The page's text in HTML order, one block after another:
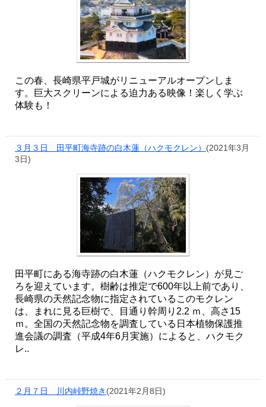
この春、長崎県平戸城がリニューアルオープンしま
す。巨大スクリーンによる迫力ある映像！楽しく学ぶ
体験も！
３月３日 田平町海寺跡の白木蓮（ハクモクレン） (2021年3月
3日)
田平町にある海寺跡の白木蓮（ハクモクレン）が見ご
ろを迎えています。樹齢は推定で600年以上前であり、
長崎県の天然記念物に指定されているこのモクレン
は、まれに見る巨樹で、目通り幹周り2.2 ｍ、高さ15
ｍ。全国の天然記念物を調査している日本植物保護推
進会議の調査（平成4年6月実施）によると、ハクモク
レ..
２月７日 川内峠野焼き (2021年2月8日)